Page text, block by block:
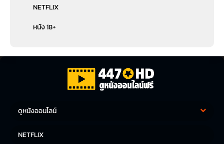
NETFLIX
หนัง 18+
ดูหนังออนไลน์
NETFLIX